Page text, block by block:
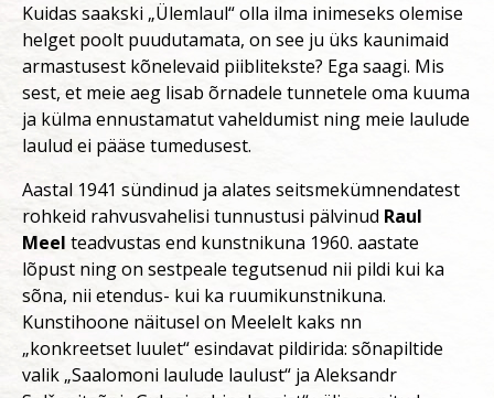
Kuidas saakski „Ülemlaul“ olla ilma inimeseks olemise
helget poolt puudutamata, on see ju üks kaunimaid
armastusest kõnelevaid piiblitekste? Ega saagi. Mis
sest, et meie aeg lisab õrnadele tunnetele oma kuuma
ja külma ennustamatut vaheldumist ning meie laulude
laulud ei pääse tumedusest.
Aastal 1941 sündinud ja alates seitsmekümnendatest
rohkeid rahvusvahelisi tunnustusi pälvinud Raul
Meel teadvustas end kunstnikuna 1960. aastate
lõpust ning on sestpeale tegutsenud nii pildi kui ka
sõna, nii etendus- kui ka ruumikunstnikuna.
Kunstihoone näitusel on Meelelt kaks nn
„konkreetset luulet“ esindavat pildirida: sõnapiltide
valik „Saalomoni laulude laulust“ ja Aleksandr